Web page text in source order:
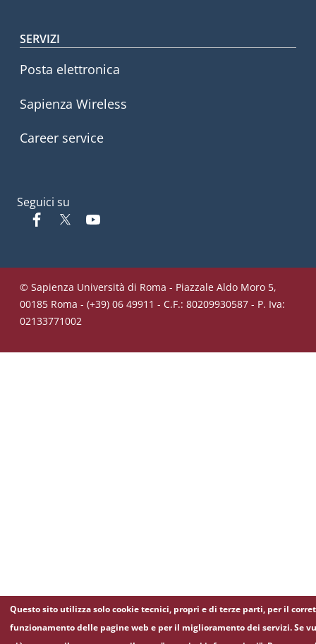
SERVIZI
Posta elettronica
Sapienza Wireless
Career service
Seguici su
Facebook
Twitter
© Sapienza Università di Roma - Piazzale Aldo Moro 5,
00185 Roma - (+39) 06 49911 - C.F.: 80209930587 - P. Iva:
02133771002
Questo sito utilizza solo cookie tecnici, propri e di terze parti, per il
funzionamento delle pagine web e per il miglioramento dei servizi. Se